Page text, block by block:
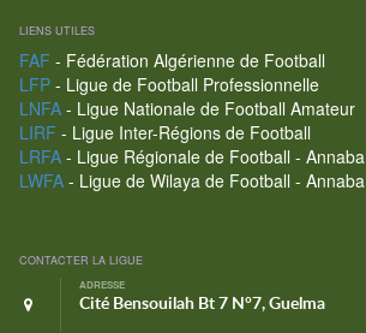
LIENS UTILES
FAF - Fédération Algérienne de Football
LFP- Ligue de Football Professionnelle
LNFA- Ligue Nationale de Football Amateur
LIRF - Ligue Inter-Régions de Football
LRFA- Ligue Régionale de Football - Annaba
LWFA- Ligue de Wilaya de Football - Annaba
CONTACTER LA LIGUE
ADRESSE
Cité Bensouilah Bt 7 N°7, Guelma